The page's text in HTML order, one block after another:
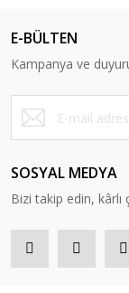
E-BÜLTEN
Kampanya ve
SOSYAL MEDYA
Bizi takip edin, kârlı